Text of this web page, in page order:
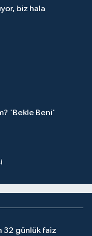
biz hala
'Bekle Beni'
32 günlük faiz